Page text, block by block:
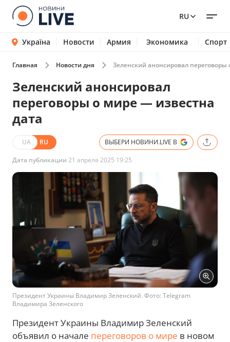
RU
Україна Новости Армия Экономика Спорт
Главная Новости дня Зеленский анонсировал
Зеленский анонсировал
переговоры о мире — известна
дата
UA RU ВЫБЕРИ НОВИНИ.LIVE В
Дата публикации 21 апреля 2025 19:25
Президент Украины Владимир Зеленский. Фото: Telegram
Владимира Зеленского
Президент Украины Владимир Зеленский
объявил о начале переговоров о мире в новом